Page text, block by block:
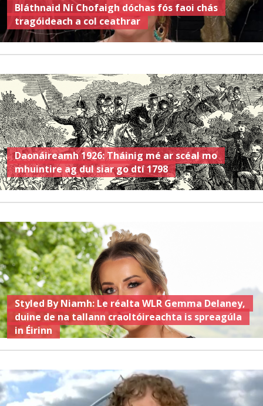
Bláthnaid Ní Chofaigh dóchas fós faoi chás
tragóideach a col ceathrar
Daonáireamh 1926: Tháinig mé ar scéal mo
mhuintire ag dul siar go dtí 1798
Styled By Niamh: Le réalta WLR Gemma Delaney,
duine de na tallann craoltóireachta is spreagúla
in Éirinn